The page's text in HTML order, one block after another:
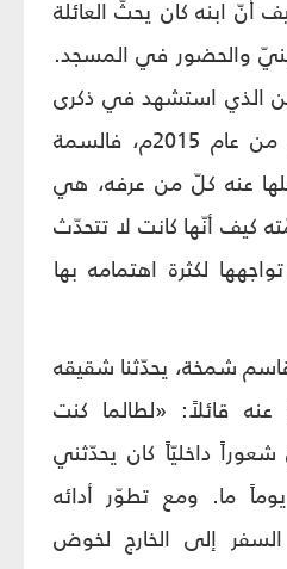
أنّ ابنه كان يحثّ العائلة
والحضور في المسجد.
الذي استشهد في ذكرى
عيد المقاومة والتحرير من عام 2015م، فالسمة
عنه كلّ من عرفه، هي
كيف أنّها كانت لا تتحدّث
لكثرة اهتمامه بها
شمخة، يحدّثنا شقيقه
قائلاً: «لطالما كنت
داخليّاً كان يحدّثني
ما. ومع تطوّر أدائه
إلى الخارج لخوض